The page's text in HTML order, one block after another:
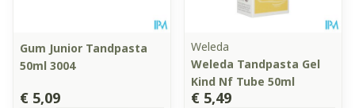
Gum Junior Tandpasta
50ml 3004
€ 5,09
Weleda
Weleda Tandpasta Gel
Kind Nf Tube 50ml
€ 5,49